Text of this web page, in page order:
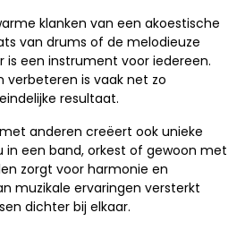
klanken van een akoestische
van drums of de melodieuze
is een instrument voor iedereen.
verbeteren is vaak net zo
resultaat.
anderen creëert ook unieke
in een band, orkest of gewoon met
zorgt voor harmonie en
muzikale ervaringen versterkt
dichter bij elkaar.